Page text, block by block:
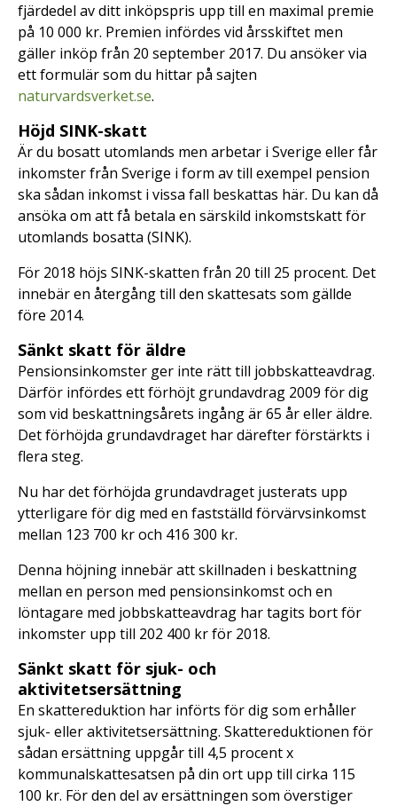
fjärdedel av ditt inköpspris upp till en maximal premie
på 10 000 kr. Premien infördes vid årsskiftet men
gäller inköp från 20 september 2017. Du ansöker via
ett formulär som du hittar på sajten
naturvardsverket.se.
Höjd SINK-skatt
Är du bosatt utomlands men arbetar i Sverige eller får
inkomster från Sverige i form av till exempel pension
ska sådan inkomst i vissa fall beskattas här. Du kan då
ansöka om att få betala en särskild inkomstskatt för
utomlands bosatta (SINK).
För 2018 höjs SINK-skatten från 20 till 25 procent. Det
innebär en återgång till den skattesats som gällde
före 2014.
Sänkt skatt för äldre
Pensionsinkomster ger inte rätt till jobbskatteavdrag.
Därför infördes ett förhöjt grundavdrag 2009 för dig
som vid beskattningsårets ingång är 65 år eller äldre.
Det förhöjda grundavdraget har därefter förstärkts i
flera steg.
Nu har det förhöjda grundavdraget justerats upp
ytterligare för dig med en fastställd förvärvsinkomst
mellan 123 700 kr och 416 300 kr.
Denna höjning innebär att skillnaden i beskattning
mellan en person med pensionsinkomst och en
löntagare med jobbskatteavdrag har tagits bort för
inkomster upp till 202 400 kr för 2018.
Sänkt skatt för sjuk- och
aktivitetsersättning
En skattereduktion har införts för dig som erhåller
sjuk- eller aktivitetsersättning. Skattereduktionen för
sådan ersättning uppgår till 4,5 procent x
kommunalskattesatsen på din ort upp till cirka 115
100 kr. För den del av ersättningen som överstiger